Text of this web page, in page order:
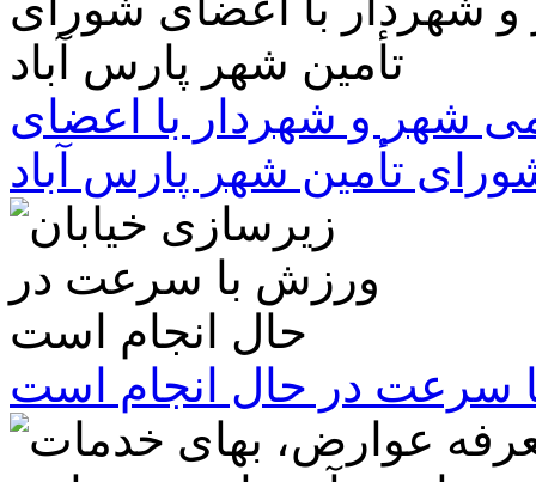
شهر و شهردار با اعضای
تأمین شهر پارس آباد
سرعت در حال انجام است